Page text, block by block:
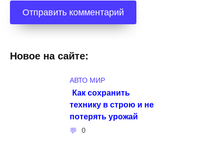
Новое на сайте:
АВТО МИР
Как сохранить
технику в строю и не
потерять урожай
0